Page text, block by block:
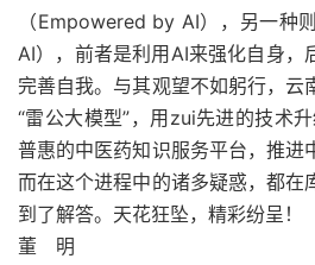
（Empowered by AI），另一种
AI），前者是利用AI来强化自身，
完善自我。与其观望不如躬行，云
“雷公大模型”，用zui先进的技术
普惠的中医药知识服务平台，推进
而在这个进程中的诸多疑惑，都在
到了解答。天花狂坠，精彩纷呈！
董 明